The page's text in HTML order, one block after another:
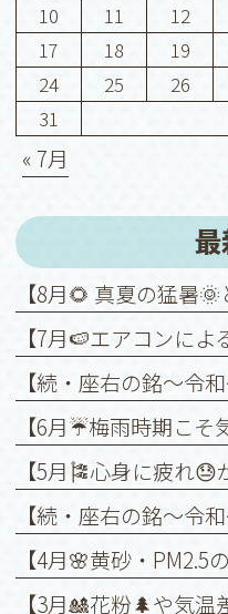
10
11 12
17
18 19
24
25 26
31
« 7月
最
【続・座右の銘〜令和
【5月🎏心身に疲れ😓
【続・座右の銘〜令和
【4月🌸黄砂・PM2.5
【3月🎎花粉🌲や気